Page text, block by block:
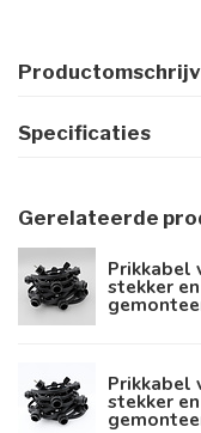
Specificaties
Gerelateerde
Prikkabel
stekker
Prikkabel
stekker